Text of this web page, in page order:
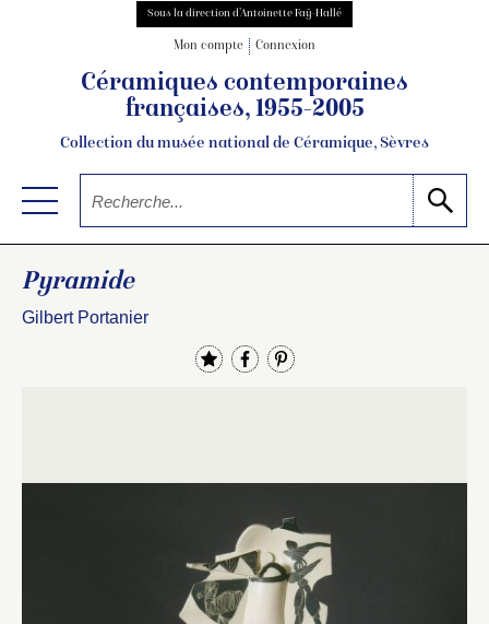
Sous la direction d’Antoinette Faÿ-Hallé
Mon compte Connexion
Céramiques contemporaines
françaises, 1955-2005
Collection du musée national de Céramique, Sèvres
Pyramide
Gilbert Portanier